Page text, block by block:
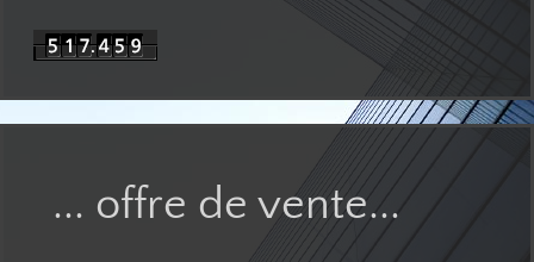
... offre de vente...